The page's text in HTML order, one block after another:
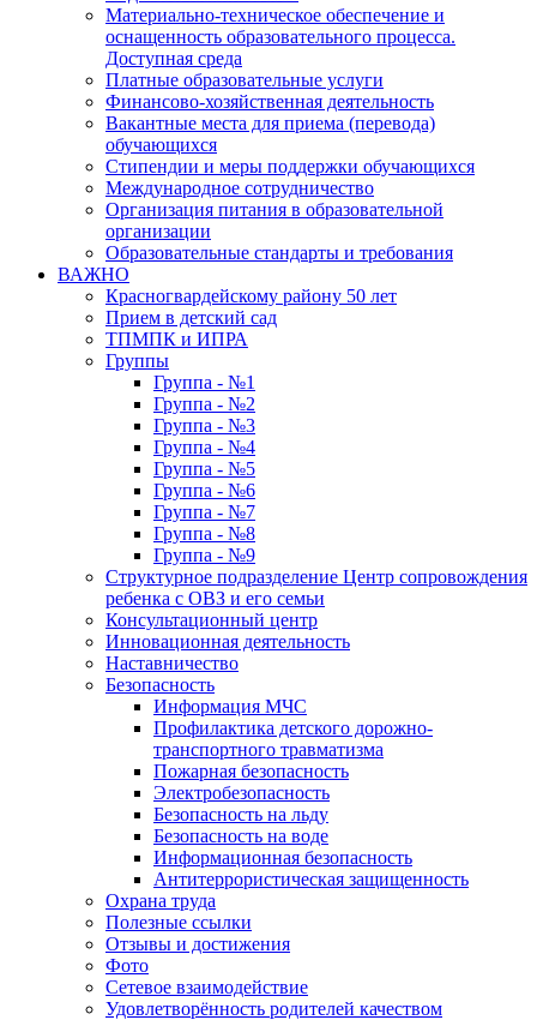
Материально-техническое обеспечение и
оснащенность образовательного процесса.
Доступная среда
Платные образовательные услуги
Финансово-хозяйственная деятельность
Вакантные места для приема (перевода)
обучающихся
Стипендии и меры поддержки обучающихся
Международное сотрудничество
Организация питания в образовательной
организации
Образовательные стандарты и требования
ВАЖНО
Красногвардейскому району 50 лет
Прием в детский сад
ТПМПК и ИПРА
Группы
Группа - №1
Группа - №2
Группа - №3
Группа - №4
Группа - №5
Группа - №6
Группа - №7
Группа - №8
Группа - №9
Структурное подразделение Центр сопровождения
ребенка с ОВЗ и его семьи
Консультационный центр
Инновационная деятельность
Наставничество
Безопасность
Информация МЧС
Профилактика детского дорожно-
транспортного травматизма
Пожарная безопасность
Электробезопасность
Безопасность на льду
Безопасность на воде
Информационная безопасность
Антитеррористическая защищенность
Охрана труда
Полезные ссылки
Отзывы и достижения
Фото
Сетевое взаимодействие
Удовлетворённость родителей качеством